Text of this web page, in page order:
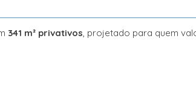
341 m² privativos, projetado para quem